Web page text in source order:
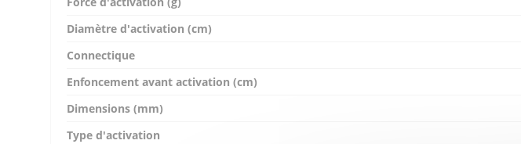
Diamètre d'activation (cm)
Connectique
Enfoncement avant activation (cm)
Dimensions (mm)
Type d'activation